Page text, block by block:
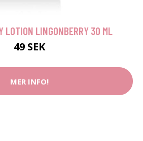
LOTION LINGONBERRY 30 ML
49 SEK
MER INFO!